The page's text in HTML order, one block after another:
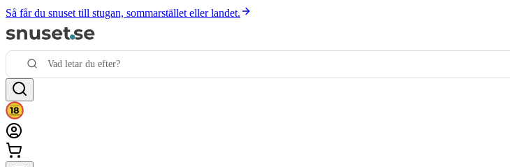
Så får du snuset till stugan, sommarstället eller landet.